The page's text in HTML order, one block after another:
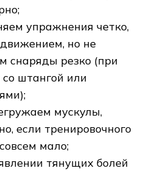
упражнения четко,
но не
снаряды резко (при
со штангой или
мускулы,
если тренировочного
мало;
тянущих болей